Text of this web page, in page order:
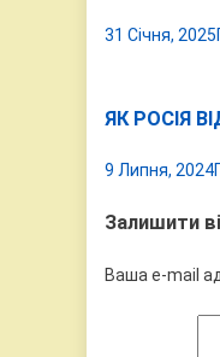
31 Січня, 2025
ЯК РОСІЯ
9 Липня, 2024
Залишити
Ваша e-mail